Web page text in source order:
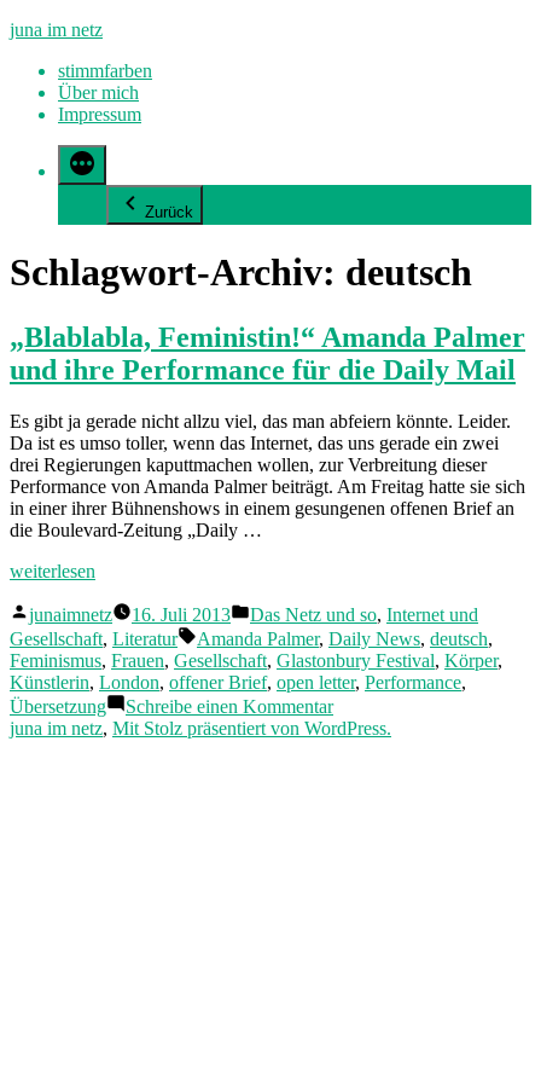
Zum
springen
juna im netz
stimmfarben
Über mich
Impressum
Zurück
Schlagwort-Archiv: deutsch
„Blablabla, Feministin!“ Amanda Palmer
und ihre Performance für die Daily Mail
Es gibt ja gerade nicht allzu viel, das man abfeiern könnte. Leider.
Da ist es umso toller, wenn das Internet, das uns gerade ein zwei
drei Regierungen kaputtmachen wollen, zur Verbreitung dieser
Performance von Amanda Palmer beiträgt. Am Freitag hatte sie sich
in einer ihrer Bühnenshows in einem gesungenen offenen Brief an
die Boulevard-Zeitung „Daily …
„„Blablabla,
Amanda
Palmer
und
ihre
Performance
für
die
weiterlesen
Veröffentlicht
von
junaimnetz 16. Juli 2013
Veröffentlicht
in
Das Netz und so, Internet und
Gesellschaft, Literatur Schlagwörter:
Amanda Palmer, Daily News, deutsch,
Feminismus, Frauen, Gesellschaft, Glastonbury Festival, Körper,
Künstlerin, London, offener Brief, open letter, Performance,
Übersetzung
Schreibe einen Kommentarzu
„Blablabla,
juna im netz, Mit Stolz präsentiert von WordPress.